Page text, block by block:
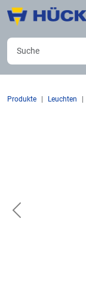
Produkte Leuchten
Previous